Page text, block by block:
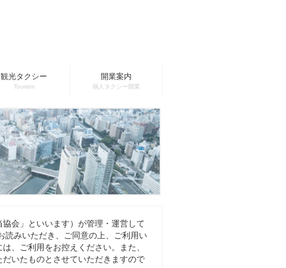
観光タクシー
Tourism
開業案内
個人タクシー開業
会」といいます）が管理・運営して
読みいただき、ご同意の上、ご利用い
、ご利用をお控えください。また、
いたものとさせていただきますので